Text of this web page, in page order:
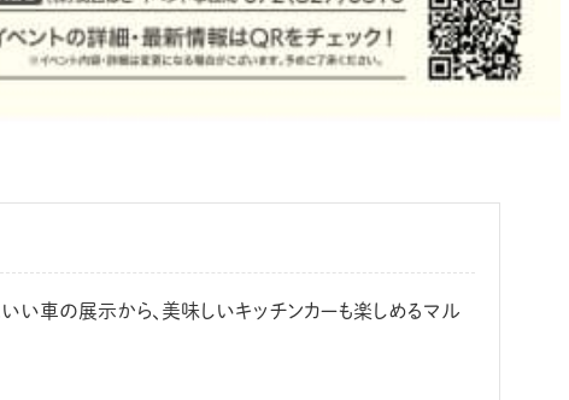
い車の展示から、美味しいキッチンカーも楽しめるマル